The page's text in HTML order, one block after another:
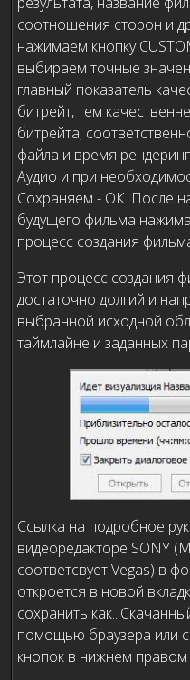
соотношения сторон и
нажимаем кнопку
выбираем точные
главный показатель
битрейт, тем
битрейта,
файла и время
Аудио и при
Сохраняем - ОК. После
будущего фильма
процесс создания
Этот процесс создания
достаточно долгий и
выбранной исходной
таймлайне и заданных
Ссылка на подробное
видеоредакторе SONY
соответсвует Vegas) в
откроется в новой
сохранить
помощью браузера или
кнопок в нижнем правом